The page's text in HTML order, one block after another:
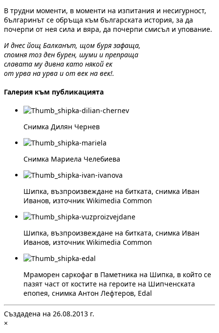
В трудни моменти, в моменти на изпитания и несигурност,
българинът се обръща към българската история, за да
почерпи от нея сила и вяра, да почерпи смисъл и упование.
И днес йощ Балканът, щом буря зафаща,
спомня тоз ден бурен, шуми и препраща
славата му дивна като някой ек
от урва на урва и от век на век!.
Галерия към публикацията
Снимка Дилян Чернев
Снимка Мариела Челебиева
Шипка, възпроизвеждане на битката, снимка Иван
Иванов, източник Wikimedia Common
Шипка, възпроизвеждане на битката, снимка Иван
Иванов, източник Wikimedia Common
Мраморен саркофаг в Паметника на Шипка, в който се
пазят част от костите на героите на Шипченската
епопея, снимка Антон Лефтеров, Edal
Създадена на 26.08.2013 г.
×